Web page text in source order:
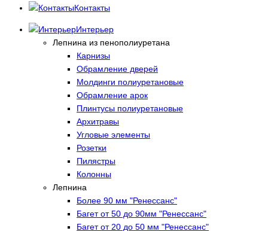
Контакты
Интерьер
Лепнина из пенополиуретана
Карнизы
Обрамление дверей
Молдинги полиуретановые
Обрамление арок
Плинтусы полиуретановые
Архитравы
Угловые элементы
Розетки
Пилястры
Колонны
Лепнина
Более 90 мм "Ренессанс"
Багет от 50 до 90мм "Ренессанс"
Багет от 20 до 50 мм "Ренессанс"